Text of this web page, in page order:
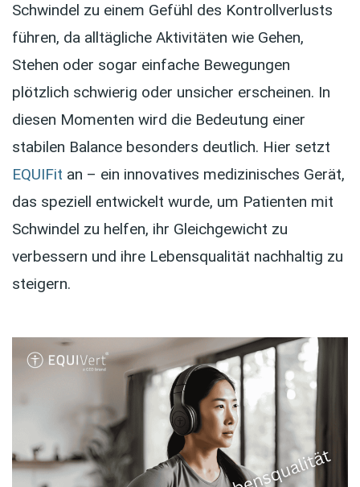
Schwindel zu einem Gefühl des Kontrollverlusts
führen, da alltägliche Aktivitäten wie Gehen,
Stehen oder sogar einfache Bewegungen
plötzlich schwierig oder unsicher erscheinen. In
diesen Momenten wird die Bedeutung einer
stabilen Balance besonders deutlich. Hier setzt
EQUIFit an – ein innovatives medizinisches Gerät,
das speziell entwickelt wurde, um Patienten mit
Schwindel zu helfen, ihr Gleichgewicht zu
verbessern und ihre Lebensqualität nachhaltig zu
steigern.